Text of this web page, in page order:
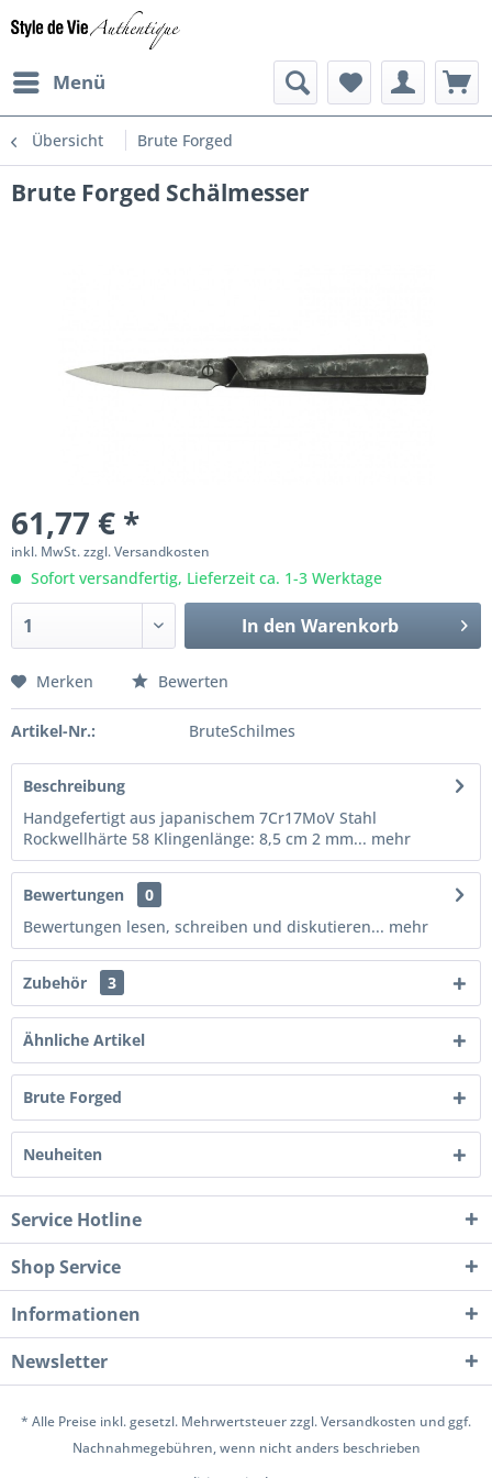
Menü
Übersicht Brute Forged
Brute Forged Schälmesser
61,77 € *
inkl. MwSt.zzgl. Versandkosten
Sofort versandfertig, Lieferzeit ca. 1-3 Werktage
In den Warenkorb
Merken Bewerten
Artikel-Nr.: BruteSchilmes
Beschreibung
Handgefertigt aus japanischem 7Cr17MoV Stahl
Rockwellhärte 58 Klingenlänge: 8,5 cm 2 mm... mehr
Bewertungen
0
Bewertungen lesen, schreiben und diskutieren... mehr
Zubehör 3
Ähnliche Artikel
Brute Forged
Neuheiten
Service Hotline
Shop Service
Informationen
Newsletter
* Alle Preise inkl. gesetzl. Mehrwertsteuer zzgl.Versandkosten und ggf.
Nachnahmegebühren, wenn nicht anders beschrieben